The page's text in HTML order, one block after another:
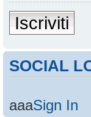
Iscriviti
SOCIAL
aaaSign In